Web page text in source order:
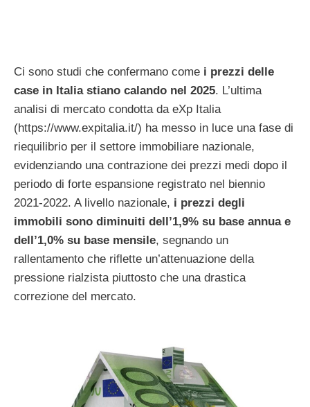
Ci sono studi che confermano come i prezzi delle
case in Italia stiano calando nel 2025. L’ultima
analisi di mercato condotta da eXp Italia
(https://www.expitalia.it/) ha messo in luce una fase di
riequilibrio per il settore immobiliare nazionale,
evidenziando una contrazione dei prezzi medi dopo il
periodo di forte espansione registrato nel biennio
2021-2022. A livello nazionale, i prezzi degli
immobili sono diminuiti dell’1,9% su base annua e
dell’1,0% su base mensile, segnando un
rallentamento che riflette un’attenuazione della
pressione rialzista piuttosto che una drastica
correzione del mercato.